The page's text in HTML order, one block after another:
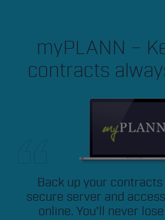
myPLANN –
contracts
Back up your
secure server and
online. You'll never